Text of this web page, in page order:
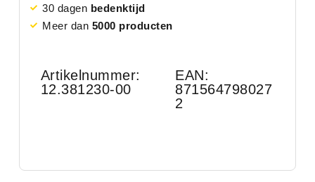
30 dagen bedenktijd
Meer dan 5000 producten
Artikelnummer:
12.381230-00
EAN:
871564798027
2